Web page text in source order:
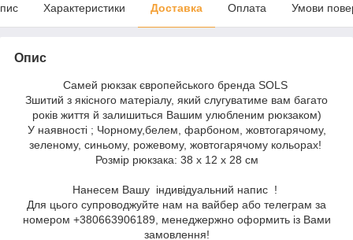
Характеристики Доставка Оплата Умови
Опис
Самей рюкзак європейського бренда SOLS
Зшитий з якісного матеріалу, який слугуватиме вам багато
років життя й залишиться Вашим улюбленим рюкзаком)
У наявності ; Чорному,белем, фарбоном, жовтогарячому,
зеленому, синьому, рожевому, жовтогарячому кольорах!
Розмір рюкзака: 38 х 12 х 28 см
Нанесем Вашу індивідуальний напис !
Для цього супроводжуйте нам на вайбер або телеграм за
номером +380663906189, менеджержно оформить із Вами
замовлення!